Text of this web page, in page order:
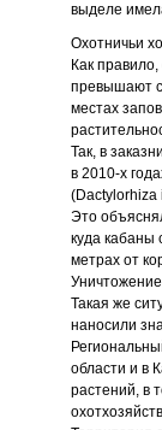
выделе
Охотничьи
Как
превышают
местах
Так, в
в 2010-х
(Dactylorhiza
Это
куда кабаны
метрах от
Такая же
наносили
области и в
растений, в